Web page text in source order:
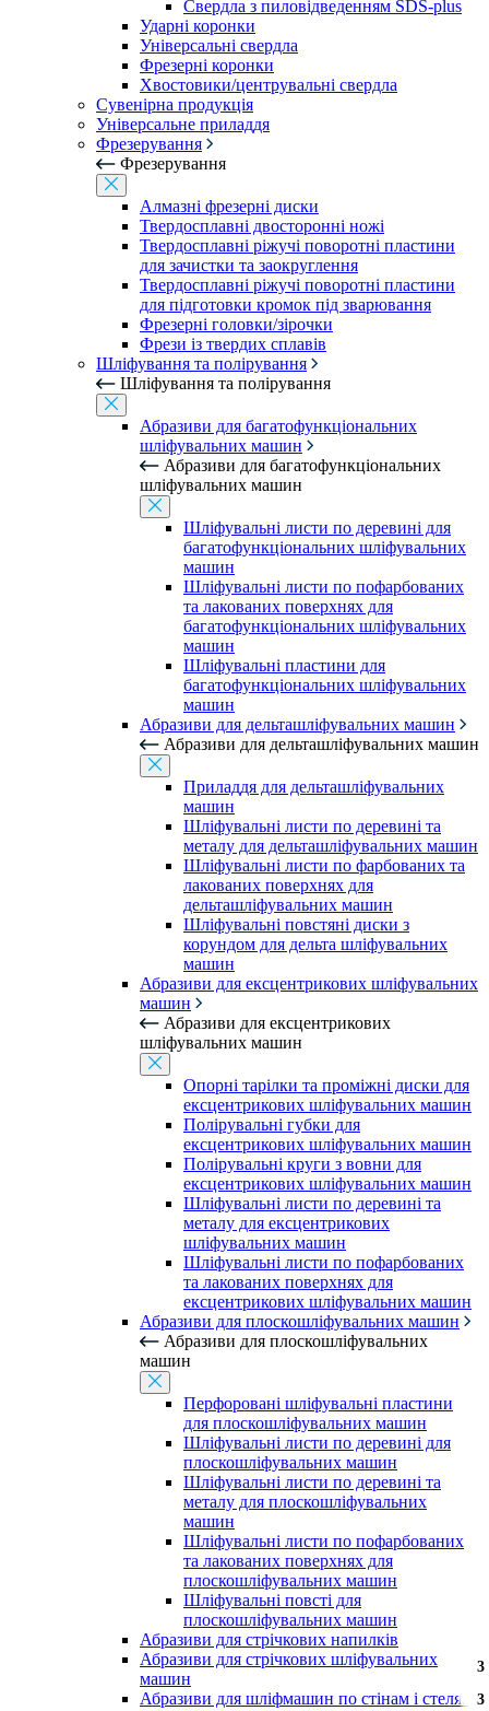
Свердла з пиловідведенням SDS-plus
Ударні коронки
Універсальні свердла
Фрезерні коронки
Хвостовики/центрувальні свердла
Сувенірна продукція
Універсальне приладдя
Фрезерування
Фрезерування
Алмазні фрезерні диски
Твердосплавні двосторонні ножі
Твердосплавні ріжучі поворотні пластини
для зачистки та заокруглення
Твердосплавні ріжучі поворотні пластини
для підготовки кромок під зварювання
Фрезерні головки/зірочки
Фрези із твердих сплавів
Шліфування та полірування
Шліфування та полірування
Абразиви для багатофункціональних
шліфувальних машин
Абразиви для багатофункціональних
шліфувальних машин
Шліфувальні листи по деревині для
багатофункціональних шліфувальних
машин
Шліфувальні листи по пофарбованих
та лакованих поверхнях для
багатофункціональних шліфувальних
машин
Шліфувальні пластини для
багатофункціональних шліфувальних
машин
Абразиви для дельташліфувальних машин
Абразиви для дельташліфувальних машин
Приладдя для дельташліфувальних
машин
Шліфувальні листи по деревині та
металу для дельташліфувальних машин
Шліфувальні листи по фарбованих та
лакованих поверхнях для
дельташліфувальних машин
Шліфувальні повстяні диски з
корундом для дельта шліфувальних
машин
Абразиви для ексцентрикових шліфувальних
машин
Абразиви для ексцентрикових
шліфувальних машин
Опорні тарілки та проміжні диски для
ексцентрикових шліфувальних машин
Полірувальні губки для
ексцентрикових шліфувальних машин
Полірувальні круги з вовни для
ексцентрикових шліфувальних машин
Шліфувальні листи по деревині та
металу для ексцентрикових
шліфувальних машин
Шліфувальні листи по пофарбованих
та лакованих поверхнях для
ексцентрикових шліфувальних машин
Абразиви для плоскошліфувальних машин
Абразиви для плоскошліфувальних
машин
Перфоровані шліфувальні пластини
для плоскошліфувальних машин
Шліфувальні листи по деревині для
плоскошліфувальних машин
Шліфувальні листи по деревині та
металу для плоскошліфувальних
машин
Шліфувальні листи по пофарбованих
та лакованих поверхнях для
плоскошліфувальних машин
Шліфувальні повсті для
плоскошліфувальних машин
Абразиви для стрічкових напилків
Абразиви для стрічкових шліфувальних
машин
Абразиви для шліфмашин по стінам і стелям
3
3
3
3
3
3